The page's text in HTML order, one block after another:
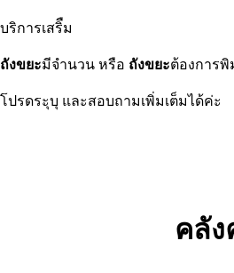
บริการเสริืม
ถังขยะมีจำนวน หรือ ถังขยะต้องการ
โปรดระุบุ และสอบถามเพิ่มเต็มได้ค่ะ
คลัง